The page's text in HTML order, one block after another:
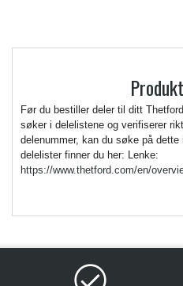
Før du bestiller deler til ditt
søker i delelistene og verifiserer
delenummer, kan du søke på
delelister finner du her: Lenke:
https://www.thetford.com/en/